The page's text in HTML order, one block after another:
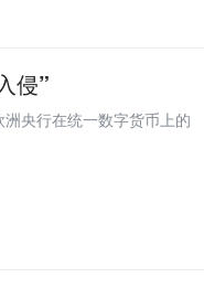
侵”
央行在统一数字货币上的